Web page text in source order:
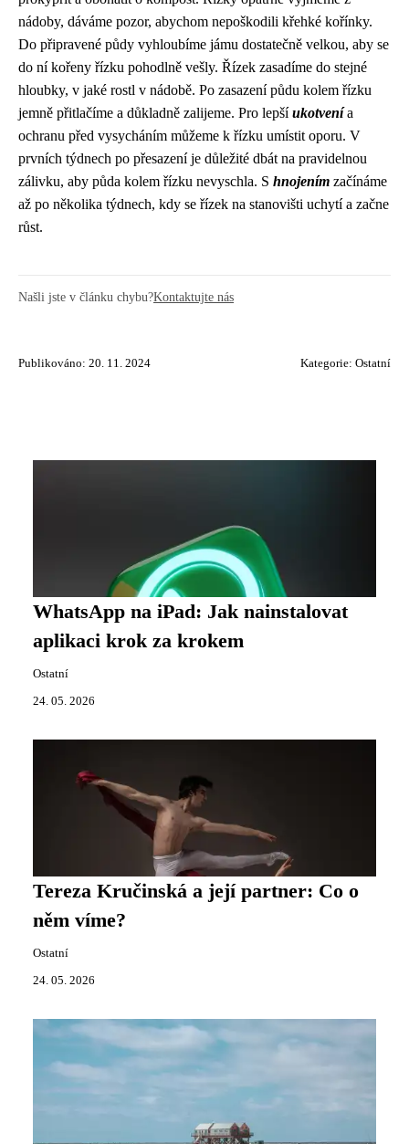
nádoby, dáváme pozor, abychom nepoškodili křehké kořínky.
Do připravené půdy vyhloubíme jámu dostatečně velkou, aby se
do ní kořeny řízku pohodlně vešly. Řízek zasadíme do stejné
hloubky, v jaké rostl v nádobě. Po zasazení půdu kolem řízku
jemně přitlačíme a důkladně zalijeme. Pro lepšíukotvenía
ochranu před vysycháním můžeme k řízku umístit oporu. V
prvních týdnech po přesazení je důležité dbát na pravidelnou
zálivku, aby půda kolem řízku nevyschla. S hnojením začínáme
až po několika týdnech, kdy se řízek na stanovišti uchytí a začne
růst.
Našli jste v článku chybu?Kontaktujte nás
Publikováno: 20. 11. 2024 Kategorie: Ostatní
WhatsApp na iPad: Jak nainstalovat
aplikaci krok za krokem
Ostatní
24. 05. 2026
Tereza Kručinská a její partner: Co o
něm víme?
Ostatní
24. 05. 2026